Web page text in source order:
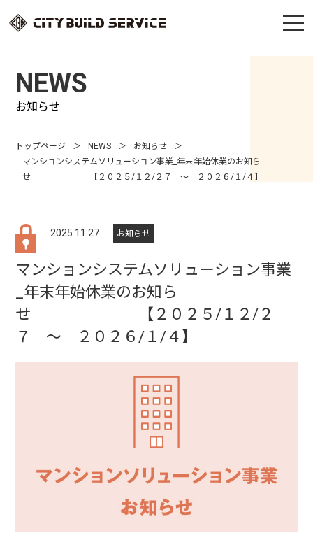
NEWS
お知らせ
トップページ NEWS
お知らせ
マンションシステムソリューション事業_年末年始休業のお知ら
せ 【２０２５/１２/２７ ～ ２０２６/１/４】
2025.11.27 お知らせ
マンションシステムソリューション事業
_年末年始休業のお知ら
せ 【２０２５/１２/２
７ ～ ２０２６/１/４】